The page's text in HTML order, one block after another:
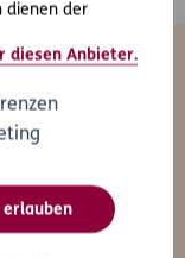
dienen der
diesen Anbieter.
erlauben
Kfz